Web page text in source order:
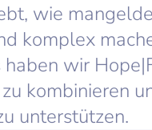
wie
komplex
wir
kombinieren
unterstützen.